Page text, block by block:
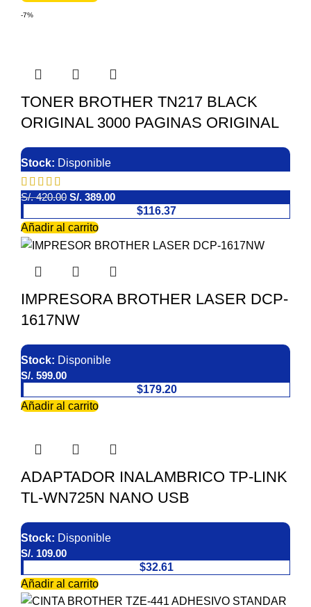
-7%
TONER BROTHER TN217 BLACK
ORIGINAL 3000 PAGINAS ORIGINAL
Stock: Disponible
S/.420.00 S/. 389.00
$116.37
Añadir al carrito
IMPRESORA BROTHER LASER DCP-
1617NW
Stock: Disponible
S/. 599.00
$179.20
Añadir al carrito
ADAPTADOR INALAMBRICO TP-LINK
TL-WN725N NANO USB
Stock: Disponible
S/. 109.00
$32.61
Añadir al carrito